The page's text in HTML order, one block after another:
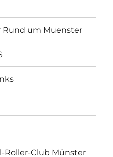
Rund um Muenster
Roller-Club Münster